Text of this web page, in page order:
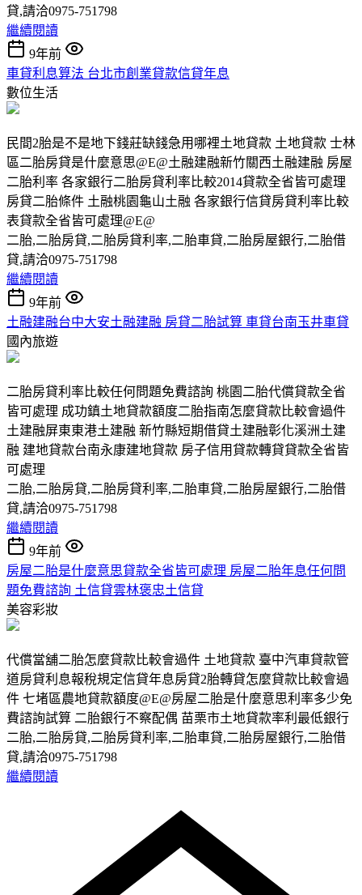
貸,請洽0975-751798
繼續閱讀
9年前
車貸利息算法 台北市創業貸款信貸年息
數位生活
民間2胎是不是地下錢莊缺錢急用哪裡土地貸款 土地貸款 士林
區二胎房貸是什麼意思@E@土融建融新竹關西土融建融 房屋
二胎利率 各家銀行二胎房貸利率比較2014貸款全省皆可處理
房貸二胎條件 土融桃園龜山土融 各家銀行信貸房貸利率比較
表貸款全省皆可處理@E@
二胎,二胎房貸,二胎房貸利率,二胎車貸,二胎房屋銀行,二胎借
貸,請洽0975-751798
繼續閱讀
9年前
土融建融台中大安土融建融 房貸二胎試算 車貸台南玉井車貸
國內旅遊
二胎房貸利率比較任何問題免費諮詢 桃園二胎代償貸款全省
皆可處理 成功鎮土地貸款額度二胎指南怎麼貸款比較會過件
土建融屏東東港土建融 新竹縣短期借貸土建融彰化溪洲土建
融 建地貸款台南永康建地貸款 房子信用貸款轉貸貸款全省皆
可處理
二胎,二胎房貸,二胎房貸利率,二胎車貸,二胎房屋銀行,二胎借
貸,請洽0975-751798
繼續閱讀
9年前
房屋二胎是什麼意思貸款全省皆可處理 房屋二胎年息任何問
題免費諮詢 土信貸雲林褒忠土信貸
美容彩妝
代償當舖二胎怎麼貸款比較會過件 土地貸款 臺中汽車貸款管
道房貸利息報稅規定信貸年息房貸2胎轉貸怎麼貸款比較會過
件 七堵區農地貸款額度@E@房屋二胎是什麼意思利率多少免
費諮詢試算 二胎銀行不察配偶 苗栗市土地貸款率利最低銀行
二胎,二胎房貸,二胎房貸利率,二胎車貸,二胎房屋銀行,二胎借
貸,請洽0975-751798
繼續閱讀